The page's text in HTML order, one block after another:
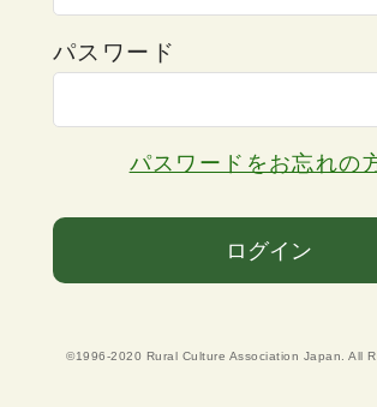
パスワード
パスワードをお忘れの
ログイン
©1996-2020 Rural Culture Association Japan. All